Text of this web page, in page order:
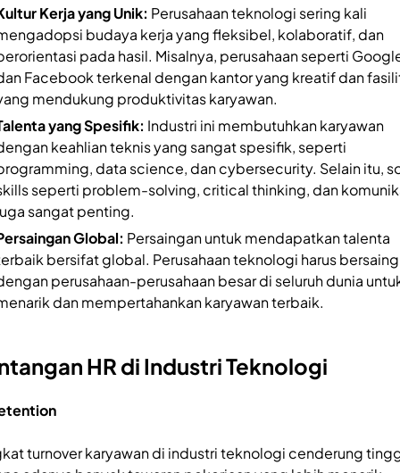
Kerja yang Unik: Perusahaan teknologi sering kali
budaya kerja yang fleksibel, kolaboratif, dan
pada hasil. Misalnya, perusahaan seperti
Facebook terkenal dengan kantor yang kreatif dan
mendukung produktivitas karyawan.
yang Spesifik: Industri ini membutuhkan karyawan
keahlian teknis yang sangat spesifik, seperti
data science, dan cybersecurity. Selain itu,
seperti problem-solving, critical thinking, dan
sangat penting.
Global: Persaingan untuk mendapatkan talenta
bersifat global. Perusahaan teknologi harus bersaing
perusahaan-perusahaan besar di seluruh dunia
dan mempertahankan karyawan terbaik.
HR di Industri Teknologi
turnover karyawan di industri teknologi cenderung